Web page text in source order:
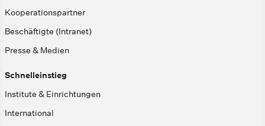
Kooperationspartner
Beschäftigte (Intranet)
Presse & Medien
Schnelleinstieg
Institute & Einrichtungen
International